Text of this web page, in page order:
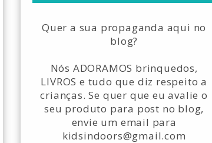
Quer a sua propaganda aqui no
blog?
Nós ADORAMOS brinquedos,
LIVROS e tudo que diz respeito a
crianças. Se quer que eu avalie o
seu produto para post no blog,
envie um email para
kidsindoors@gmail.com